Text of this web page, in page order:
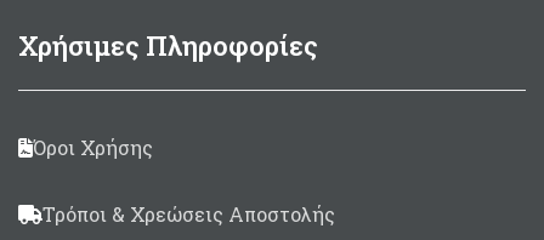
Χρήσιμες Πληροφορίες
Όροι Χρήσης
Τρόποι & Χρεώσεις Αποστολής